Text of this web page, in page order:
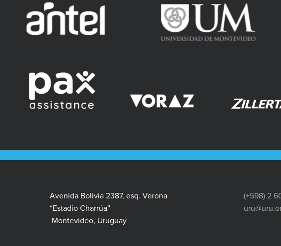
Avenida Bolivia 2387, esq. Verona
“Estadio Charrúa”
Montevideo, Uruguay
(+598) 2